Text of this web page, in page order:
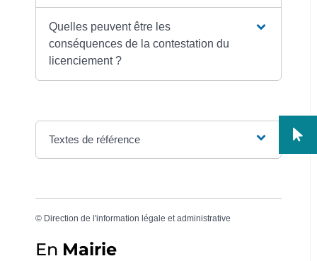
Quelles peuvent être les
conséquences de la contestation du
licenciement ?
Textes de référence
© Direction de l'information légale et administrative
En Mairie